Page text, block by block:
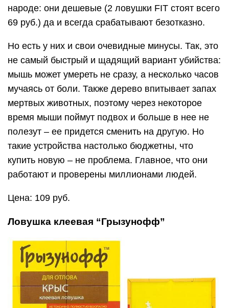
народе: они дешевые (2 ловушки FIT стоят всего
69 руб.) да и всегда срабатывают безотказно.
Но есть у них и свои очевидные минусы. Так, это
не самый быстрый и щадящий вариант убийства:
мышь может умереть не сразу, а несколько часов
мучаясь от боли. Также дерево впитывает запах
мертвых животных, поэтому через некоторое
время мыши поймут подвох и больше в нее не
полезут – ее придется сменить на другую. Но
такие устройства настолько бюджетны, что
купить новую – не проблема. Главное, что они
работают и проверены миллионами людей.
Цена: 109 руб.
Ловушка клеевая “Грызунофф”